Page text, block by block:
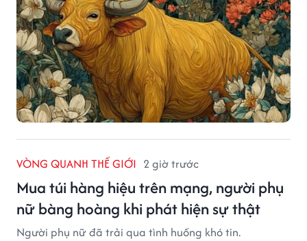
VÒNG QUANH THẾ GIỚI 2 giờ trước
Mua túi hàng hiệu trên mạng, người phụ
nữ bàng hoàng khi phát hiện sự thật
Người phụ nữ đã trải qua tình huống khó tin.